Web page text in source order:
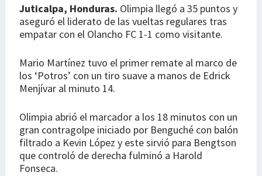
Juticalpa, Honduras. Olimpia llegó a 35 puntos y
aseguró el liderato de las vueltas regulares tras
empatar con el Olancho FC 1-1 como visitante.
Mario Martínez tuvo el primer remate al marco de
los ‘Potros’ con un tiro suave a manos de Edrick
Menjívar al minuto 14.
Olimpia abrió el marcador a los 18 minutos con un
gran contragolpe iniciado por Benguché con balón
filtrado a Kevin López y este sirvió para Bengtson
que controló de derecha fulminó a Harold
Fonseca.